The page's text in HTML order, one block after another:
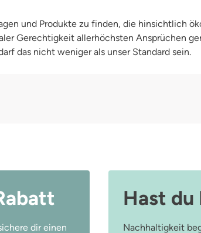
und Produkte zu finden, die hinsichtlich
Gerechtigkeit allerhöchsten Ansprüchen
das nicht weniger als unser Standard sein.
dir einen
Hast du
Nachhaltigkeit